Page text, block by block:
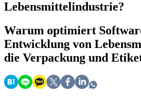
Lebensmittelindustrie?
Warum optimiert
Entwicklung von
die Verpackung und